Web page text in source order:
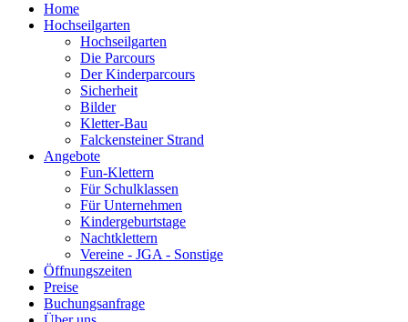
Home
Hochseilgarten
Hochseilgarten
Die Parcours
Der Kinderparcours
Sicherheit
Bilder
Kletter-Bau
Falckensteiner Strand
Angebote
Fun-Klettern
Für Schulklassen
Für Unternehmen
Kindergeburtstage
Nachtklettern
Vereine - JGA - Sonstige
Öffnungszeiten
Preise
Buchungsanfrage